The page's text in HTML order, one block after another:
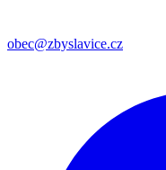
obec@zbyslavice.cz